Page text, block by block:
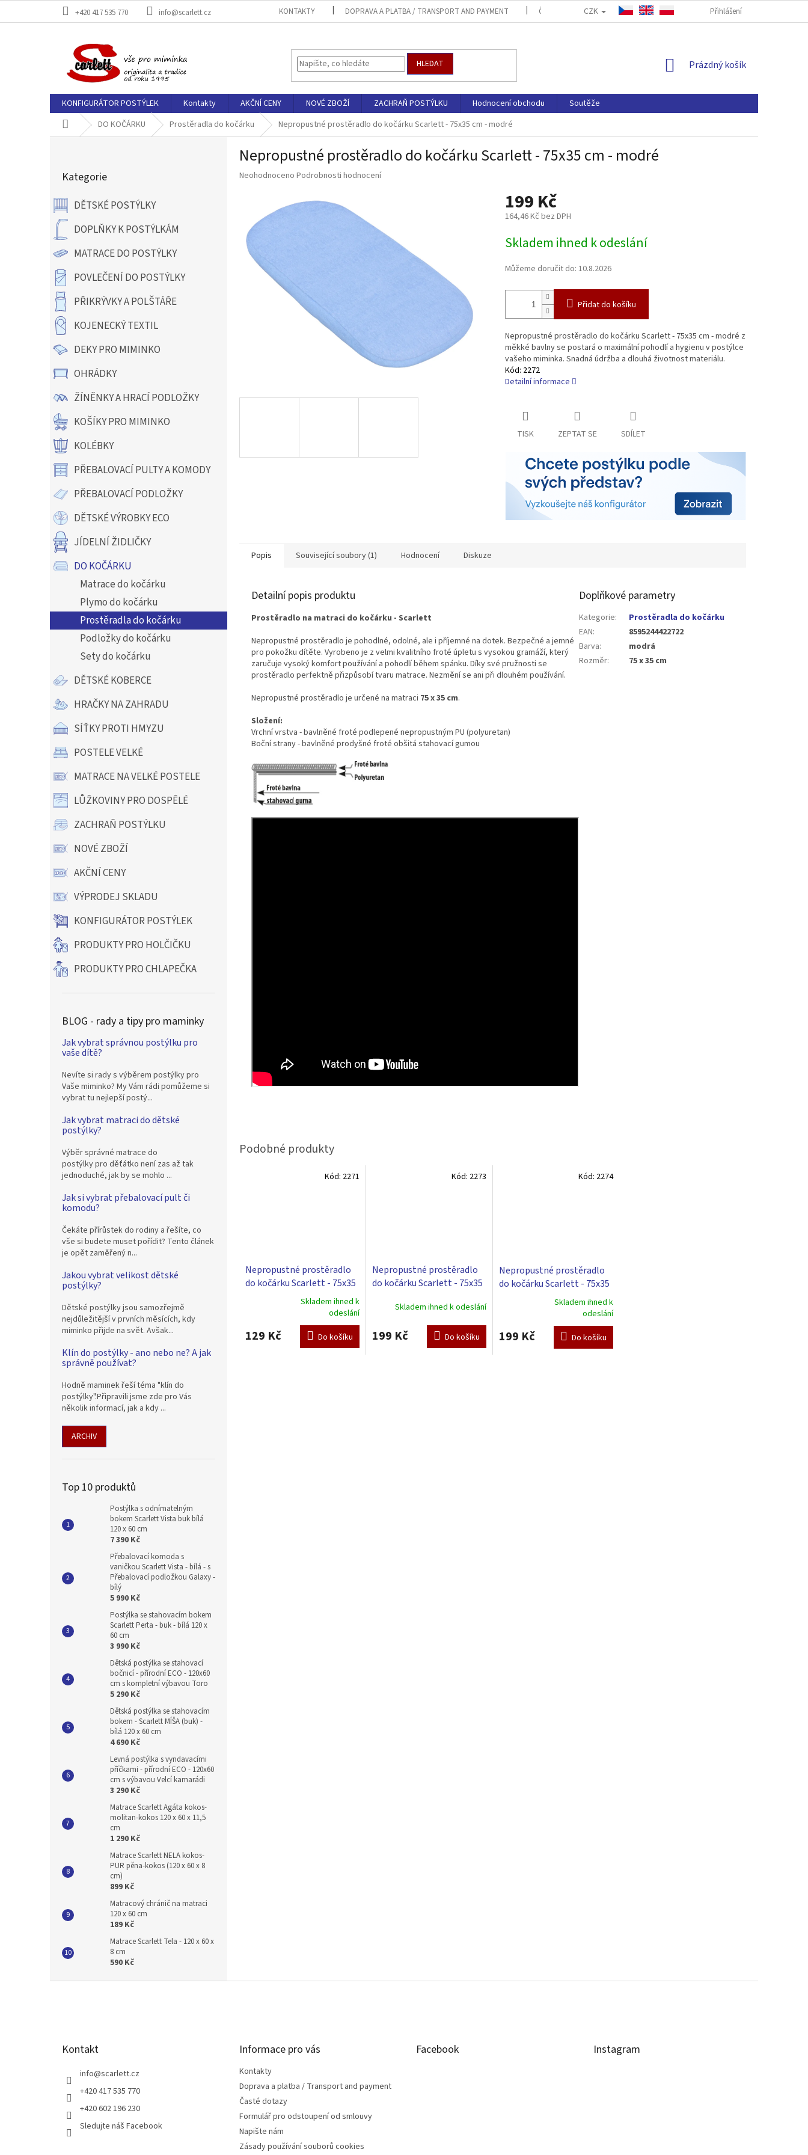
+420 417 535 770 info@scarlett.cz KONTAKTY DOPRAVA A PLATBA / TRANSPORT AND PAYMENT ČASTÉ DOTAZY FORMULÁŘ PRO ODSTOUPENÍ OD SMLOUVY
CZK Přihlášení
HLEDAT
NÁKUPNÍ
Prázdný košík
KONFIGURÁTOR POSTÝLEK Kontakty AKČNÍ CENY NOVÉ ZBOŽÍ ZACHRAŇ POSTÝLKU Hodnocení obchodu
Soutěže
Domů DO KOČÁRKU Prostěradla do kočárku Nepropustné prostěradlo do kočárku Scarlett - 75x35 cm - modré
a
n
p
n
kategorie
Kategorie
DĚTSKÉ POSTÝLKY
DOPLŇKY K POSTÝLKÁM
MATRACE DO POSTÝLKY
POVLEČENÍ DO POSTÝLKY
PŘIKRÝVKY A POLŠTÁŘE
KOJENECKÝ TEXTIL
DEKY PRO MIMINKO
OHRÁDKY
ŽÍNĚNKY A HRACÍ PODLOŽKY
KOŠÍKY PRO MIMINKO
KOLÉBKY
PŘEBALOVACÍ PULTY A KOMODY
PŘEBALOVACÍ PODLOŽKY
DĚTSKÉ VÝROBKY ECO
JÍDELNÍ ŽIDLIČKY
DO KOČÁRKU
Matrace do kočárku
Plymo do kočárku
Prostěradla do kočárku
Podložky do kočárku
Sety do kočárku
DĚTSKÉ KOBERCE
HRAČKY NA ZAHRADU
SÍŤKY PROTI HMYZU
POSTELE VELKÉ
MATRACE NA VELKÉ POSTELE
LŮŽKOVINY PRO DOSPĚLÉ
ZACHRAŇ POSTÝLKU
NOVÉ ZBOŽÍ
AKČNÍ CENY
VÝPRODEJ SKLADU
KONFIGURÁTOR POSTÝLEK
PRODUKTY PRO HOLČIČKU
PRODUKTY PRO CHLAPEČKA
BLOG - rady a tipy pro maminky
Jak vybrat správnou postýlku pro
vaše dítě?
Nevíte si rady s výběrem postýlky pro
Vaše miminko? My Vám rádi pomůžeme si
vybrat tu nejlepší postý...
Jak vybrat matraci do dětské
postýlky?
Výběr správné matrace do
postýlky pro děťátko není zas až tak
jednoduché, jak by se mohlo ...
Jak si vybrat přebalovací pult či
komodu?
Čekáte přírůstek do rodiny a řešíte, co
vše si budete muset pořídit? Tento článek
je opět zaměřený n...
Jakou vybrat velikost dětské
postýlky?
Dětské postýlky jsou samozřejmě
nejdůležitější v prvních měsících, kdy
miminko přijde na svět. Avšak...
Klín do postýlky - ano nebo ne? A jak
správně používat?
Hodně maminek řeší téma "klín do
postýlky".Připravili jsme zde pro Vás
několik informací, jak a kdy ...
ARCHIV
Top 10 produktů
Postýlka s odnímatelným
bokem Scarlett Vista buk bílá
120 x 60 cm
7 390 Kč
Přebalovací komoda s
vaničkou Scarlett Vista - bílá - s
Přebalovací podložkou Galaxy -
bílý
5 990 Kč
Postýlka se stahovacím bokem
Scarlett Perta - buk - bílá 120 x
60 cm
3 990 Kč
Dětská postýlka se stahovací
bočnicí - přírodní ECO - 120x60
cm s kompletní výbavou Toro
5 290 Kč
Dětská postýlka se stahovacím
bokem - Scarlett MÍŠA (buk) -
bílá 120 x 60 cm
4 690 Kč
Levná postýlka s vyndavacími
příčkami - přírodní ECO - 120x60
cm s výbavou Velcí kamarádi
3 290 Kč
Matrace Scarlett Agáta kokos-
molitan-kokos 120 x 60 x 11,5
cm
1 290 Kč
Matrace Scarlett NELA kokos-
PUR pěna-kokos (120 x 60 x 8
cm)
899 Kč
Matracový chránič na matraci
120 x 60 cm
189 Kč
Matrace Scarlett Tela - 120 x 60 x
8 cm
590 Kč
Nepropustné prostěradlo do kočárku Scarlett - 75x35 cm - modré
Průměrné
hvězdiček.
Neohodnoceno Podrobnosti hodnocení
199 Kč
164,46 Kč bez DPH
cena:
Skladem ihned k odeslání
Můžeme doručit do: 10.8.2026
Přidat do košíku
Nepropustné prostěradlo do kočárku Scarlett - 75x35 cm - modré z
měkké bavlny se postará o maximální pohodlí a hygienu v postýlce
vašeho miminka. Snadná údržba a dlouhá životnost materiálu.
Kód: 2272
Detailní informace
TISK ZEPTAT SE SDÍLET
Popis Související soubory (1) Hodnocení Diskuze
Detailní popis produktu
Prostěradlo na matraci do kočárku - Scarlett
Nepropustné prostěradlo je pohodlné, odolné, ale i příjemné na dotek. Bezpečné a jemné
pro pokožku dítěte. Vyrobeno je z velmi kvalitního froté úpletu s vysokou gramáží, který
zaručuje vysoký komfort používání a pohodlí během spánku. Díky své pružnosti se
prostěradlo perfektně přizpůsobí tvaru matrace. Nezmění se ani při dlouhém používání.
Nepropustné prostěradlo je určené na matraci 75 x 35 cm.
Složení:
Vrchní vrstva - bavlněné froté podlepené nepropustným PU (polyuretan)
Boční strany - bavlněné prodyšné froté obšitá stahovací gumou
Doplňkové parametry
Kategorie:
Prostěradla do kočárku
EAN:
8595244422722
Barva:
modrá
Rozměr: 75 x 35 cm
Nepropustné prostěradlo
do kočárku Scarlett - 75x35
produktu
je
Skladem ihned k
odeslání
129 Kč Do košíku
Kód: 2271
Nepropustné prostěradlo
do kočárku Scarlett - 75x35
Skladem ihned k odeslání
199 Kč Do košíku
Kód: 2273
Nepropustné prostěradlo
do kočárku Scarlett - 75x35
produktu
je
Skladem ihned k
odeslání
199 Kč Do košíku
Kód: 2274
Kontakt
info@scarlett.cz
+420 417 535 770
+420 602 196 230
Sledujte náš Facebook
Informace pro vás
Kontakty
Doprava a platba / Transport and payment
Časté dotazy
Formulář pro odstoupení od smlouvy
Napište nám
Zásady používání souborů cookies
Facebook Instagram